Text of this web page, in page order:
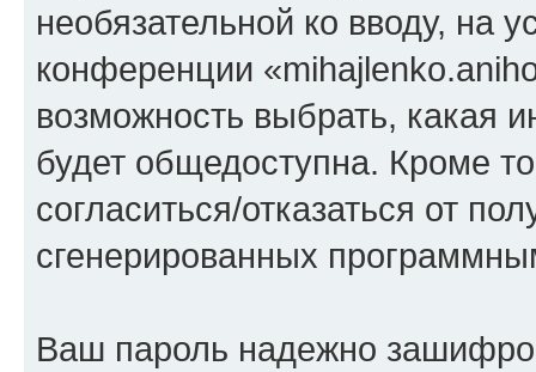
необязательной ко вводу, на
конференции
возможность выбрать, какая
будет общедоступна. Кроме
согласиться/отказаться от
сгенерированных
Ваш пароль надежно